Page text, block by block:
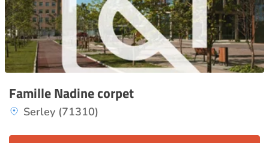
Famille Nadine corpet
Serley (71310)